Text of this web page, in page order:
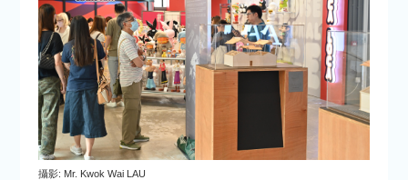
攝影: Mr. Kwok Wai LAU